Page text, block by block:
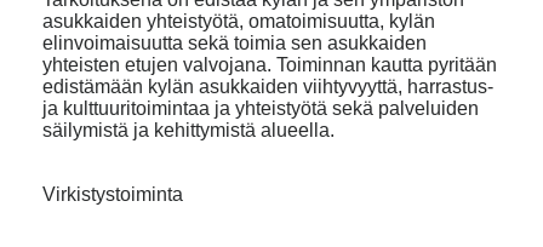
asukkaiden yhteistyötä, omatoimisuutta, kylän
elinvoimaisuutta sekä toimia sen asukkaiden
yhteisten etujen valvojana. Toiminnan kautta pyritään
edistämään kylän asukkaiden viihtyvyyttä, harrastus-
ja kulttuuritoimintaa ja yhteistyötä sekä palveluiden
säilymistä ja kehittymistä alueella.
Virkistystoiminta